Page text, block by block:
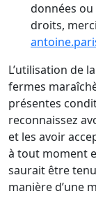
données ou
droits,
L’utilisation de
fermes
présentes
reconnaissez
et les avoir
à tout moment
saurait être
manière d’une